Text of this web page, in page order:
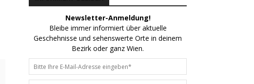
Newsletter-Anmeldung!
Bleibe immer informiert über aktuelle
Geschehnisse und sehenswerte Orte in deinem
Bezirk oder ganz Wien.